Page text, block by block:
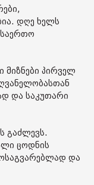
დღე ხელს
საერთო
პირველ
და საკუთარი
გაძლევს.
ცოდნის
და